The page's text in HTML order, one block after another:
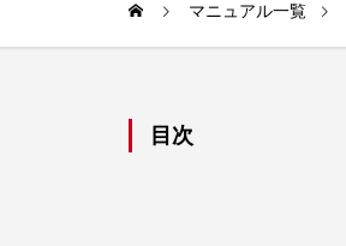
マニュアル一覧
目次